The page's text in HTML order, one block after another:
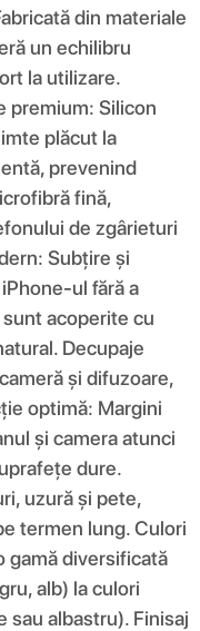
din materiale
un echilibru
la utilizare.
premium: Silicon
plăcut la
prevenind
fină,
de zgârieturi
Subțire și
ul fără a
acoperite cu
Decupaje
și difuzoare,
optimă: Margini
și camera atunci
dure.
uzură și pete,
termen lung. Culori
gamă diversificată
alb) la culori
sau albastru). Finisaj